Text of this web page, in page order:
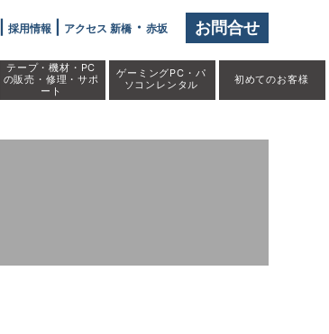
お問合せ
採用情報 アクセス 新橋・ 赤坂
テープ・機材・PC
の販売・修理・サポ
ート
ゲーミングPC・パ
ソコンレンタル
初めてのお客様